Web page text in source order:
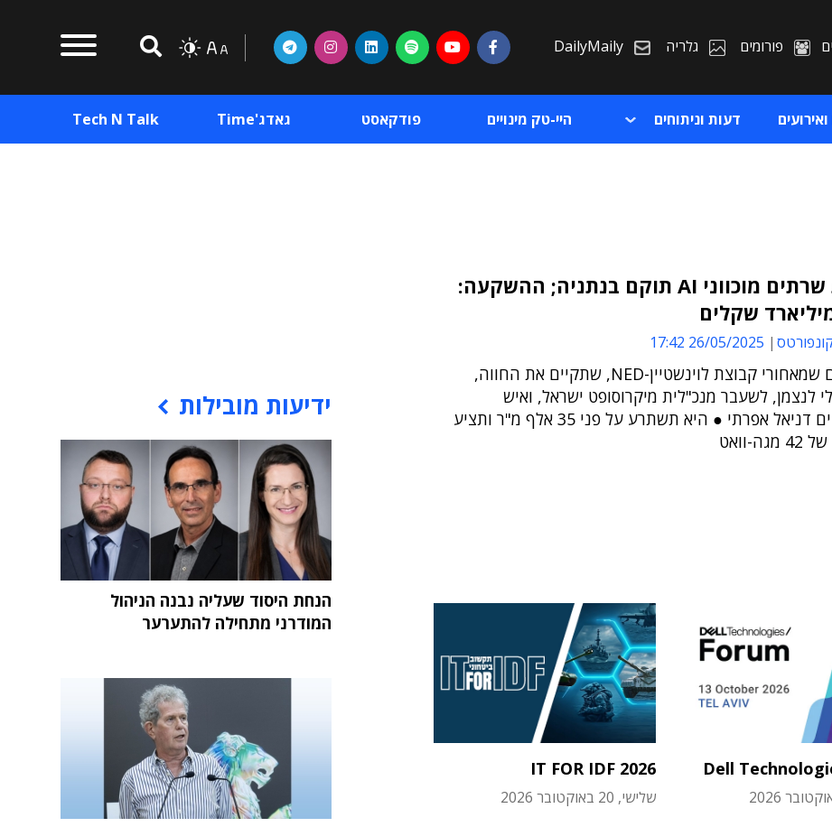
פורומים גלריה DailyMaily
דעות וניתוחים היי-טק מינויים פודקאסט גאדג'Time Tech N Talk
חוות שרתים מוכווני AI תוקם בנתניה; ההשקעה:
26/05/2025 17:42
היזמים שמאחורי קבוצת לוינשטיין-NED, שתקיים את החווה,
לנצמן, לשעבר מנכ"לית מיקרוסופט ישראל, ואיש
העסקים דניאל אפרתי ● היא תשתרע על פני 35 אלף מ"ר ותציע
וואט
Dell
IT FOR IDF 2026
שלישי, 20 באוקטובר 2026
ידיעות מובילות
הנחת היסוד שעליה נבנה הניהול
המודרני מתחילה להתערער